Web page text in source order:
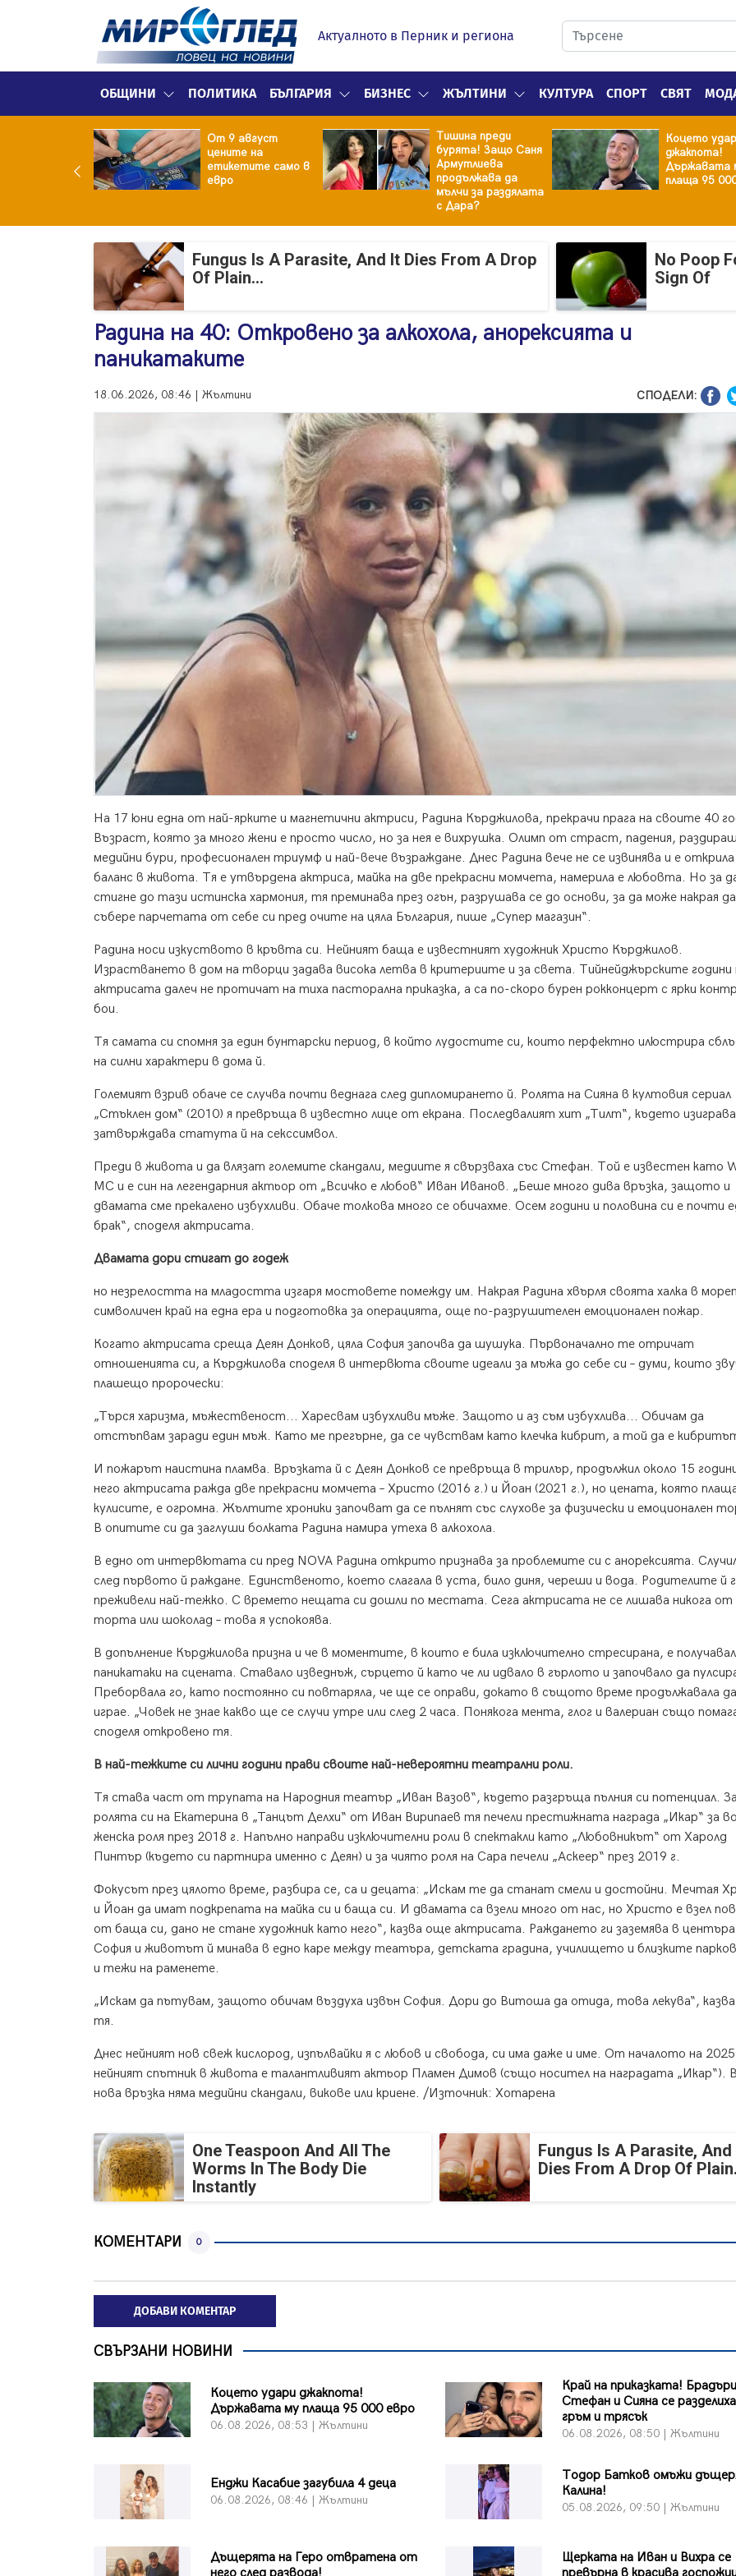
Актуалното в Перник и региона
ОБЩИНИ ПОЛИТИКА БЪЛГАРИЯ БИЗНЕС ЖЪЛТИНИ КУЛТУРА СПОРТ СВЯТ
От 9 август
цените на
етикетите само в
евро
Тишина преди
бурята! Защо Саня
Армутлиева
продължава да
мълчи за раздялата
с Дара?
Коцето
джакпота!
Държавата
плаща 95
Fungus Is A Parasite, And It Dies From A Drop
Of Plain...
No Poop
Sign Of
Радина на 40: Откровено за алкохола, анорексията и
паникатаките
18.06.2026, 08:46 | Жълтини СПОДЕЛИ:
На 17 юни една от най-ярките и магнетични актриси, Радина Кърджилова, прекрачи прага на своите 40
Възраст, която за много жени е просто число, но за нея е вихрушка. Олимп от страст, падения,
медийни бури, професионален триумф и най-вече възраждане. Днес Радина вече не се извинява и е открила
баланс в живота. Тя е утвърдена актриса, майка на две прекрасни момчета, намерила е любовта. Но за
стигне до тази истинска хармония, тя преминава през огън, разрушава се до основи, за да може накрая да
събере парчетата от себе си пред очите на цяла България, пише „Супер магазин“.
Радина носи изкуството в кръвта си. Нейният баща е известният художник Христо Кърджилов.
Израстването в дом на творци задава висока летва в критериите и за света. Тийнейджърските години
актрисата далеч не протичат на тиха пасторална приказка, а са по-скоро бурен рокконцерт с ярки
бои.
Тя самата си спомня за един бунтарски период, в който лудостите си, които перфектно илюстрира
на силни характери в дома й.
Големият взрив обаче се случва почти веднага след дипломирането й. Ролята на Сияна в култовия сериал
„Стъклен дом“ (2010) я превръща в известно лице от екрана. Последвалият хит „Тилт“, където
затвърждава статута й на секссимвол.
Преди в живота и да влязат големите скандали, медиите я свързваха със Стефан. Той е известен като
MC и е син на легендарния актьор от „Всичко е любов“ Иван Иванов. „Беше много дива връзка, защото и
двамата сме прекалено избухливи. Обаче толкова много се обичахме. Осем години и половина си е почти
брак“, споделя актрисата.
Двамата дори стигат до годеж
но незрелостта на младостта изгаря мостовете помежду им. Накрая Радина хвърля своята халка в
символичен край на една ера и подготовка за операцията, още по-разрушителен емоционален пожар.
Когато актрисата среща Деян Донков, цяла София започва да шушука. Първоначално те отричат
отношенията си, а Кърджилова споделя в интервюта своите идеали за мъжа до себе си – думи, които
плашещо пророчески:
„Търся харизма, мъжественост... Харесвам избухливи мъже. Защото и аз съм избухлива... Обичам да
отстъпвам заради един мъж. Като ме прегърне, да се чувствам като клечка кибрит, а той да е
И пожарът наистина пламва. Връзката й с Деян Донков се превръща в трилър, продължил около 15
него актрисата ражда две прекрасни момчета – Христо (2016 г.) и Йоан (2021 г.), но цената, която
кулисите, е огромна. Жълтите хроники започват да се пълнят със слухове за физически и емоционален
В опитите си да заглуши болката Радина намира утеха в алкохола.
В едно от интервютата си пред NOVA Радина открито признава за проблемите си с анорексията.
след първото й раждане. Единственото, което слагала в уста, било диня, череши и вода. Родителите й
преживели най-тежко. С времето нещата си дошли по местата. Сега актрисата не се лишава никога от
торта или шоколад – това я успокоява.
В допълнение Кърджилова призна и че в моментите, в които е била изключително стресирана, е
паникатаки на сцената. Ставало изведнъж, сърцето й като че ли идвало в гърлото и започвало да
Преборвала го, като постоянно си повтаряла, че ще се оправи, докато в същото време продължавала да
играе. „Човек не знае какво ще се случи утре или след 2 часа. Понякога мента, глог и валериан също
споделя откровено тя.
В най-тежките си лични години прави своите най-невероятни театрални роли.
Тя става част от трупата на Народния театър „Иван Вазов“, където разгръща пълния си потенциал. За
ролята си на Екатерина в „Танцът Делхи“ от Иван Вирипаев тя печели престижната награда „Икар“ за
женска роля през 2018 г. Напълно направи изключителни роли в спектакли като „Любовникът“ от Харолд
Пинтър (където си партнира именно с Деян) и за чиято роля на Сара печели „Аскеер“ през 2019 г.
Фокусът през цялото време, разбира се, са и децата: „Искам те да станат смели и достойни. Мечтая
и Йоан да имат подкрепата на майка си и баща си. И двамата са взели много от нас, но Христо е взел
от баща си, дано не стане художник като него“, казва още актрисата. Раждането ги заземява в центъра
София и животът й минава в едно каре между театъра, детската градина, училището и близките
и тежи на раменете.
„Искам да пътувам, защото обичам въздуха извън София. Дори до Витоша да отида, това лекува“,
тя.
Днес нейният нов свеж кислород, изпълвайки я с любов и свобода, си има даже и име. От началото на 2025
нейният спътник в живота е талантливият актьор Пламен Димов (също носител на наградата „Икар“).
нова връзка няма медийни скандали, викове или криене. /Източник: Хотарена
One Teaspoon And All The
Worms In The Body Die
Instantly
Fungus Is A Parasite, And
Dies From A Drop Of
КОМЕНТАРИ 0
ДОБАВИ КОМЕНТАР
СВЪРЗАНИ НОВИНИ
Коцето удари джакпота!
Държавата му плаща 95 000 евро
06.08.2026, 08:53 | Жълтини
Край на приказката!
Стефан и Сияна се
гръм и трясък
06.08.2026, 08:50 | Жълтини
Енджи Касабие загубила 4 деца
06.08.2026, 08:46 | Жълтини
Тодор Батков омъжи
Калина!
05.08.2026, 09:50 | Жълтини
Дъщерята на Геро отвратена от
Щерката на Иван и Вихра се